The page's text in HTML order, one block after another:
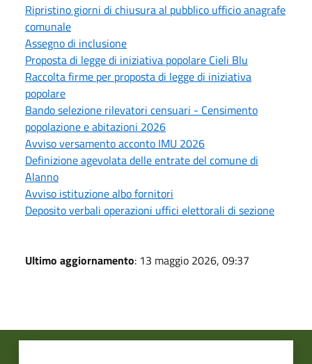
Ripristino giorni di chiusura al pubblico ufficio anagrafe
comunale
Assegno di inclusione
Proposta di legge di iniziativa popolare Cieli Blu
Raccolta firme per proposta di legge di iniziativa
popolare
Bando selezione rilevatori censuari - Censimento
popolazione e abitazioni 2026
Avviso versamento acconto IMU 2026
Definizione agevolata delle entrate del comune di
Alanno
Avviso istituzione albo fornitori
Deposito verbali operazioni uffici elettorali di sezione
Ultimo aggiornamento: 13 maggio 2026, 09:37